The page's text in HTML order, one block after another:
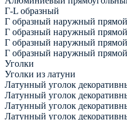
Г-L образный
Г образный наружный
Г образный наружный
Г образный наружный
Г образный наружный
Уголки
Уголки из латуни
Латунный уголок
Латунный уголок
Латунный уголок
Латунный уголок